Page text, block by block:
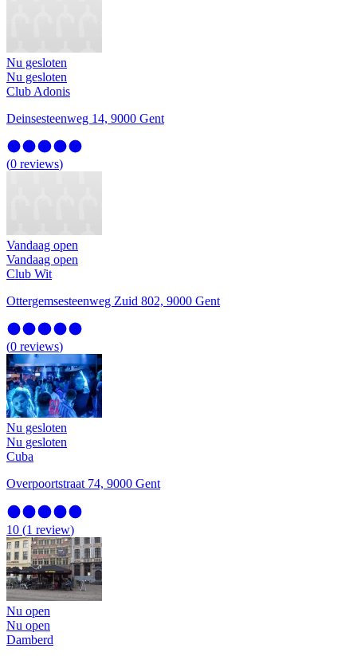
Nu gesloten
Nu gesloten
Club Adonis
Deinsesteenweg 14, 9000 Gent
(0 reviews)
Vandaag open
Vandaag open
Club Wit
Ottergemsesteenweg Zuid 802, 9000 Gent
(0 reviews)
Nu gesloten
Nu gesloten
Cuba
Overpoortstraat 74, 9000 Gent
10 (1 review)
Nu open
Nu open
Damberd